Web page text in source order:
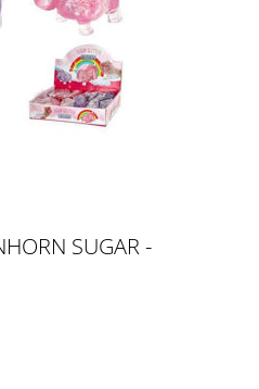
SUGAR -